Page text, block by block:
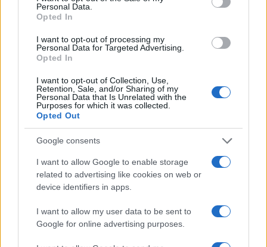
Personal Data.
Opted In
I want to opt-out of processing my
Personal Data for Targeted Advertising.
Opted In
I want to opt-out of Collection, Use,
Retention, Sale, and/or Sharing of my
Personal Data that Is Unrelated with the
Purposes for which it was collected.
Opted Out
Google consents
I want to allow Google to enable storage
related to advertising like cookies on web or
device identifiers in apps.
I want to allow my user data to be sent to
Google for online advertising purposes.
Πιο δημοφιλή
Νίκα κάνουν διακοπές με πολυτελές γιοτ
με τα δύο παιδιά τους
Η Άννα Βίσση ξετρελάθηκε με μπάντα που
έπαιζε Τσιτσάνη στο Φισκάρδο και τους
πρότεινε συνεργασία
Θρήνος για τον Λιονέλ Μέσι – Πέθανε ο
πατέρας του, Χόρχε
Ελίζαμπεθ Ελέτσι και Νεκτάριος Λεμονίδης
πήγαν στον Άγιο Νεκτάριο Βούλας για να
Ηφαίστειο Σαντορίνης: Ένας 15χρονος που
δεν πρόλαβε να ξεφύγει από το τσουνάμι